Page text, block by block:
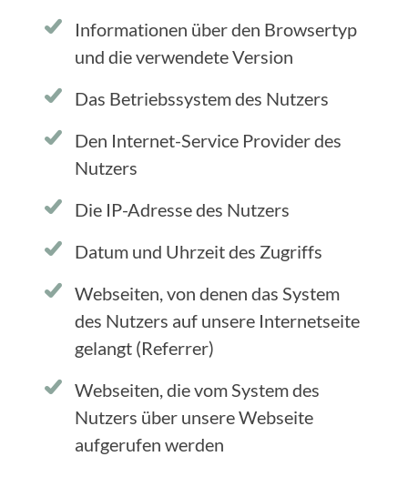
Informationen über den Browsertyp
und die verwendete Version
Das Betriebssystem des Nutzers
Den Internet-Service Provider des
Nutzers
Die IP-Adresse des Nutzers
Datum und Uhrzeit des Zugriffs
Webseiten, von denen das System
des Nutzers auf unsere Internetseite
gelangt (Referrer)
Webseiten, die vom System des
Nutzers über unsere Webseite
aufgerufen werden